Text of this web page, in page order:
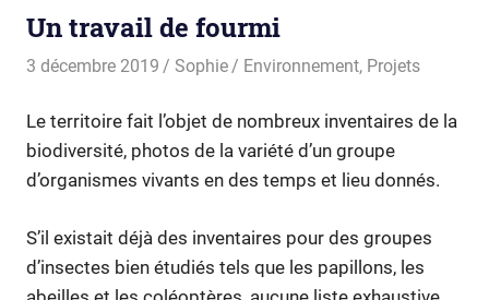
Un travail de fourmi
3 décembre 2019 Sophie Environnement, Projets
Le territoire fait l’objet de nombreux inventaires de la
biodiversité, photos de la variété d’un groupe
d’organismes vivants en des temps et lieu donnés.
S’il existait déjà des inventaires pour des groupes
d’insectes bien étudiés tels que les papillons, les